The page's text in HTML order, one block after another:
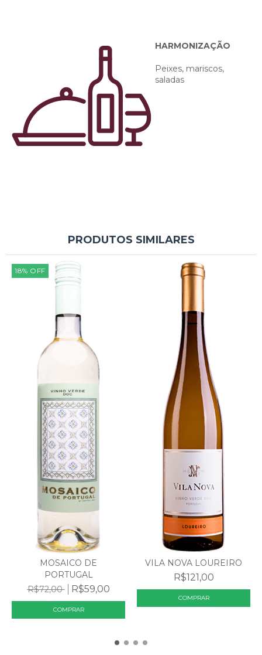
HARMONIZAÇÃO
Peixes, mariscos,
saladas
PRODUTOS SIMILARES
18% OFF
MOSAICO DE
PORTUGAL
R$72,00
R$59,00
VILA NOVA LOUREIRO
R$121,00